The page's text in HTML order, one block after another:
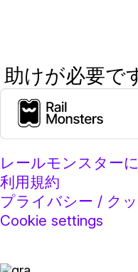
助けが必要で
レールモンスター
利用規約
プライバシー / ク
Cookie settings